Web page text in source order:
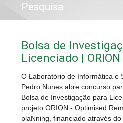
Pesquisa
Bolsa de
Licenciado | ORION
O Laboratório de Informática e
Pedro Nunes abre concurso
Bolsa de Investigação para
projeto ORION - Optimised
plaNning, financiado através